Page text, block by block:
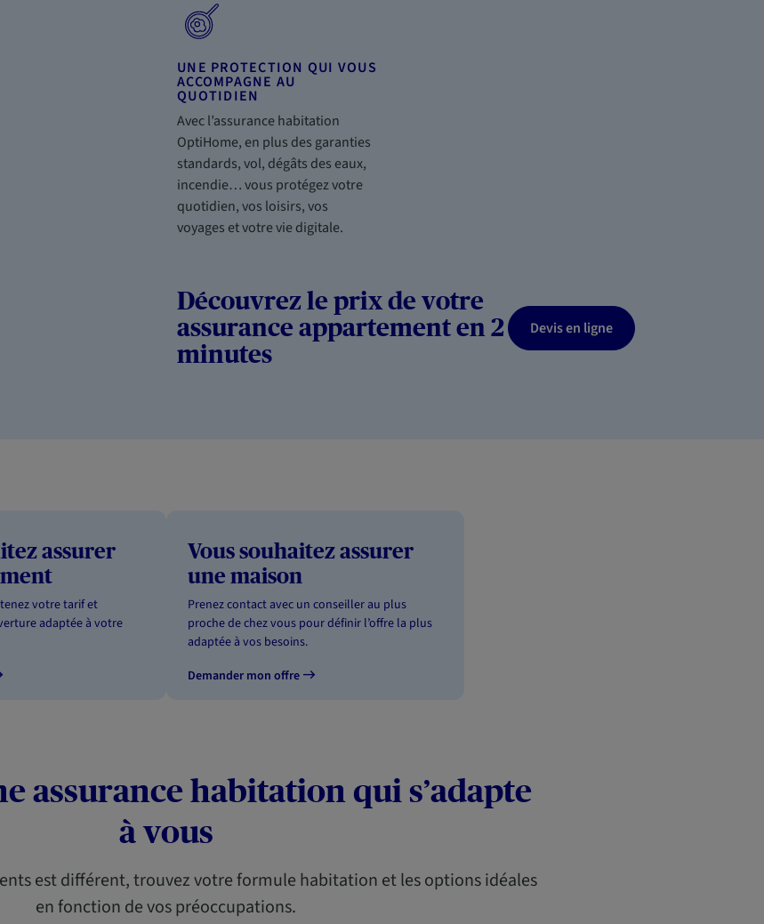
UNE PROTECTION QUI VOUS
ACCOMPAGNE AU
QUOTIDIEN
Avec l’assurance habitation
OptiHome, en plus des garanties
standards, vol, dégâts des eaux,
incendie… vous protégez votre
quotidien, vos loisirs, vos
voyages et votre vie digitale.
Découvrez le prix de votre
assurance appartement en 2
minutes
Devis en ligne
assurer
votre tarif et
adaptée à votre
Vous souhaitez assurer
une maison
Prenez contact avec un conseiller au plus
proche de chez vous pour définir l’offre la plus
adaptée à vos besoins.
Demander mon offre
assurance habitation qui s’adapte
à vous
est différent, trouvez votre formule habitation et les options idéales
en fonction de vos préoccupations.